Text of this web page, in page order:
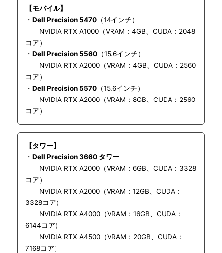
【モバイル】
・ Dell Precision 5470 （14インチ）
NVIDIA RTX A1000（VRAM：4GB、CUDA：2048
コア）
・ Dell Precision 5560 （15.6インチ）
NVIDIA RTX A2000（VRAM：4GB、CUDA：2560
コア）
・ Dell Precision 5570 （15.6インチ）
NVIDIA RTX A2000（VRAM：8GB、CUDA：2560
コア）
【タワー】
・ Dell Precision 3660 タワー
NVIDIA RTX A2000（VRAM：6GB、CUDA：3328
コア）
NVIDIA RTX A2000（VRAM：12GB、CUDA：
3328コア）
NVIDIA RTX A4000（VRAM：16GB、CUDA：
6144コア）
NVIDIA RTX A4500（VRAM：20GB、CUDA：
7168コア）